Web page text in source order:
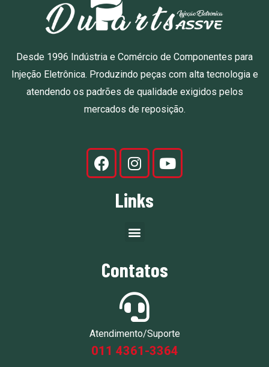
Desde 1996 Indústria e Comércio de Componentes para
Injeção Eletrônica. Produzindo peças com alta tecnologia e
atendendo os padrões de qualidade exigidos pelos
mercados de reposição.
Links
Contatos
Atendimento/Suporte
011 4361-3364